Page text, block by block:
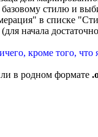
базовому стилю и
в списке
начала
кроме того,
в родном формате